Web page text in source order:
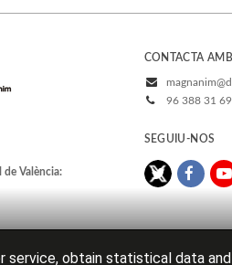
de València:
CONTACTA
96 388 31 69
SEGUIU-NOS
obtain statistical data and